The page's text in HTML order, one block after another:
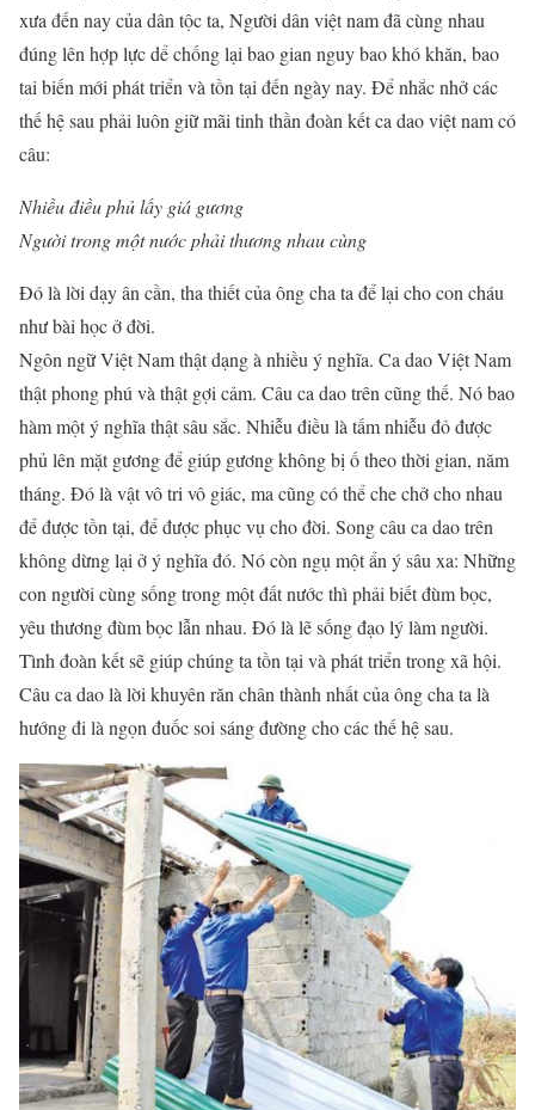
xưa đến nay của dân tộc ta, Người dân việt nam đã cùng nhau
đúng lên hợp lực dể chống lại bao gian nguy bao khó khăn, bao
tai biến mới phát triển và tồn tại đến ngày nay. Để nhắc nhở các
thế hệ sau phải luôn giữ mãi tinh thần đoàn kết ca dao việt nam có
câu:
Nhiều điều phủ lấy giá gương
Người trong một nước phải thương nhau cùng
Đó là lời dạy ân cần, tha thiết của ông cha ta để lại cho con cháu
như bài học ở đời.
Ngôn ngữ Việt Nam thật dạng à nhiều ý nghĩa. Ca dao Việt Nam
thật phong phú và thật gợi cảm. Câu ca dao trên cũng thế. Nó bao
hàm một ý nghĩa thật sâu sắc. Nhiễu điều là tấm nhiễu đỏ được
phủ lên mặt gương để giúp gương không bị ố theo thời gian, năm
tháng. Đó là vật vô tri vô giác, ma cũng có thể che chở cho nhau
để được tồn tại, để được phục vụ cho đời. Song câu ca dao trên
không dừng lại ở ý nghĩa đó. Nó còn ngụ một ẩn ý sâu xa: Những
con người cùng sống trong một đất nước thì phải biết đùm bọc,
yêu thương đùm bọc lẫn nhau. Đó là lẽ sống đạo lý làm người.
Tình đoàn kết sẽ giúp chúng ta tồn tại và phát triển trong xã hội.
Câu ca dao là lời khuyên răn chân thành nhất của ông cha ta là
hướng đi là ngọn đuốc soi sáng đường cho các thế hệ sau.